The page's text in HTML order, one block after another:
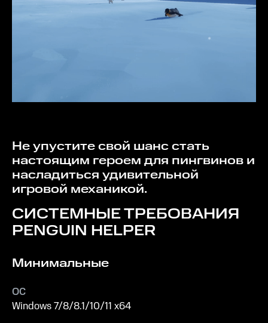
Не упустите свой шанс стать
настоящим героем для пингвинов и
насладиться удивительной
игровой механикой.
СИСТЕМНЫЕ ТРЕБОВАНИЯ
PENGUIN HELPER
Минимальные
ОС
Windows 7/8/8.1/10/11 x64